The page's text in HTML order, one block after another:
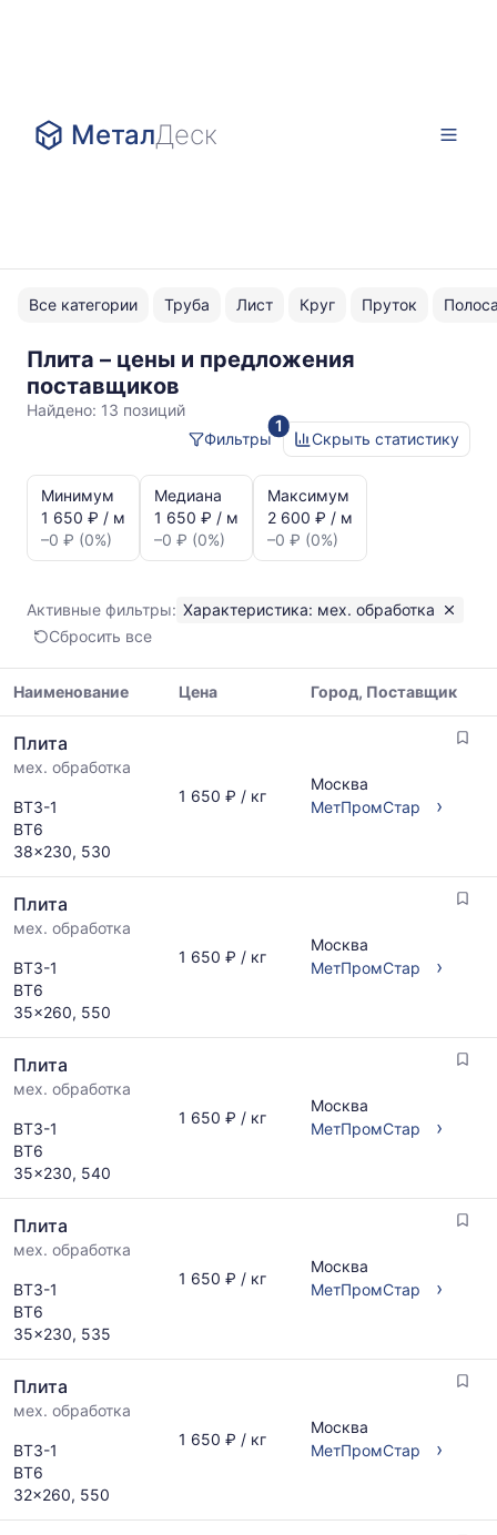
МеталДеск
Все категории Труба Лист Круг Пруток
Плита – цены и предложения
поставщиков
обработка
Найдено: 13 позиций
1
Фильтры
Скрыть статистику
динамика
цен:
Плита
обработка
Показаны
минимальная,
медианная
и
по
данным
прайс-
листов
поставщиков
месяц.
Статистика
по
актуальным
предложениям
и
обновляется
по
обновления
прайс-
листов.
Минимум
1 650 ₽ / м
–0 ₽ (0%)
Медиана
1 650 ₽ / м
–0 ₽ (0%)
Максимум
2 600 ₽ / м
–0 ₽ (0%)
Активные фильтры: Характеристика: мех. обработка
Сбросить все
цен
на
указанием
ГОСТ,
размеров
поставщиков
запросу
Наименование Цена Город, Поставщик
Плита
мех. обработка
ВТ3-1
ВТ6
38x230, 530
1 650 ₽ / кг
Москва
МетПромСтар
›
Плита
мех. обработка
ВТ3-1
ВТ6
35x260, 550
1 650 ₽ / кг
Москва
МетПромСтар
›
Плита
мех. обработка
ВТ3-1
ВТ6
35x230, 540
1 650 ₽ / кг
Москва
МетПромСтар
›
Плита
мех. обработка
ВТ3-1
ВТ6
35x230, 535
1 650 ₽ / кг
Москва
МетПромСтар
›
Плита
мех. обработка
ВТ3-1
ВТ6
32x260, 550
1 650 ₽ / кг
Москва
МетПромСтар
›